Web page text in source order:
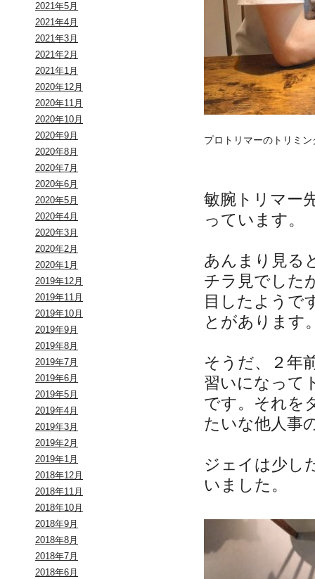
2021年5月
2021年4月
2021年3月
2021年2月
2021年1月
2020年12月
2020年11月
2020年10月
2020年9月
2020年8月
2020年7月
2020年6月
2020年5月
2020年4月
2020年3月
2020年2月
2020年1月
2019年12月
2019年11月
2019年10月
2019年9月
2019年8月
2019年7月
2019年6月
2019年5月
2019年4月
2019年3月
2019年2月
2019年1月
2018年12月
2018年11月
2018年10月
2018年9月
2018年8月
2018年7月
2018年6月
プロトリマーのトリミ
敏腕トリマー
っています。
あんまり見る
チラ見でした
目したようで
とがあります
そうだ、２年
習いになって
です。それを
たいな他人事
ジェイは少し
いました。